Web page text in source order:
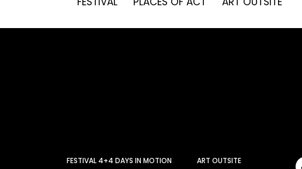
FESTIVAL 4+4 DAYS IN MOTION ART OUTSITE